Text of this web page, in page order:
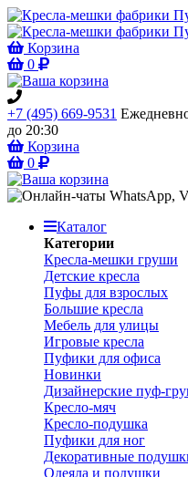
Корзина
0
+7 (495) 669-9531
до 20:30
Корзина
0
Каталог
Категории
Кресла-мешки груши
Детские кресла
Пуфы для взрослых
Большие кресла
Мебель для улицы
Игровые кресла
Пуфики для офиса
Новинки
Дизайнерские пуф-
Кресло-мяч
Кресло-подушка
Пуфики для ног
Декоративные
Одеяла и подушки